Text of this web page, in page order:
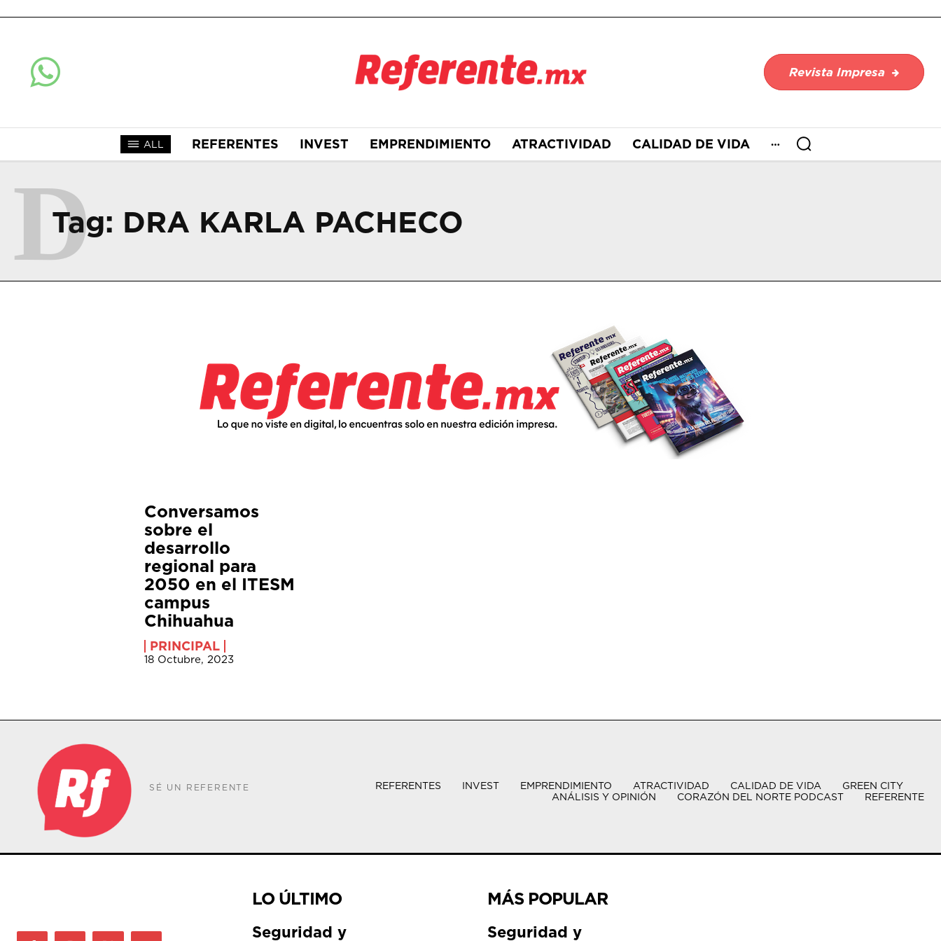
Revista Impresa
ALL REFERENTES INVEST EMPRENDIMIENTO ATRACTIVIDAD CALIDAD DE VIDA
Tag: DRA KARLA PACHECO
D
Conversamos
sobre el
desarrollo
regional para
2050 en el ITESM
campus
Chihuahua
PRINCIPAL
18 Octubre, 2023
SÉ UN REFERENTE REFERENTES INVEST EMPRENDIMIENTO ATRACTIVIDAD CALIDAD DE VIDA
GREEN CITY
ANÁLISIS Y OPINIÓN
CORAZÓN DEL NORTE PODCAST REFERENTE
LO ÚLTIMO
Seguridad y
MÁS POPULAR
Seguridad y